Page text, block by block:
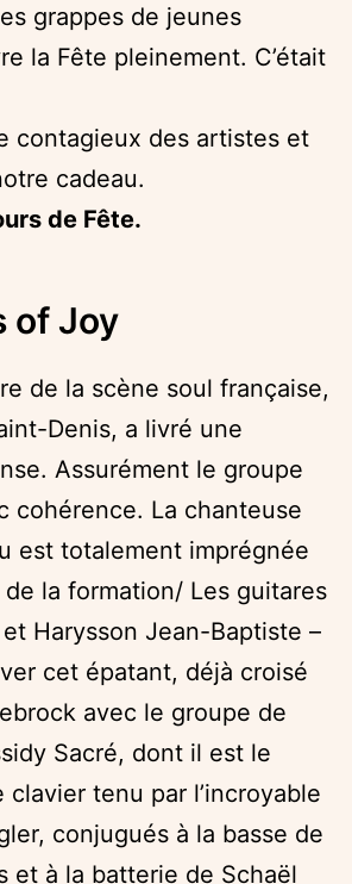
grappes de jeunes
la Fête pleinement. C’était
contagieux des artistes et
cadeau.
de Fête.
of Joy
de la scène soul française,
Denis, a livré une
Assurément le groupe
cohérence. La chanteuse
est totalement imprégnée
de la formation/ Les guitares
Harysson Jean-Baptiste –
cet épatant, déjà croisé
avec le groupe de
Sacré, dont il est le
clavier tenu par l’incroyable
conjugués à la basse de
et à la batterie de Schaël